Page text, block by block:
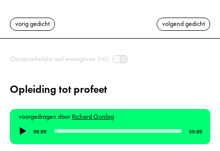
vorig gedicht volgend gedicht
Oorspronkelijke taal weergeven (NL)
Opleiding tot profeet
voorgedragen door Richard Gonlag
Audiospeler
00:00 00:00